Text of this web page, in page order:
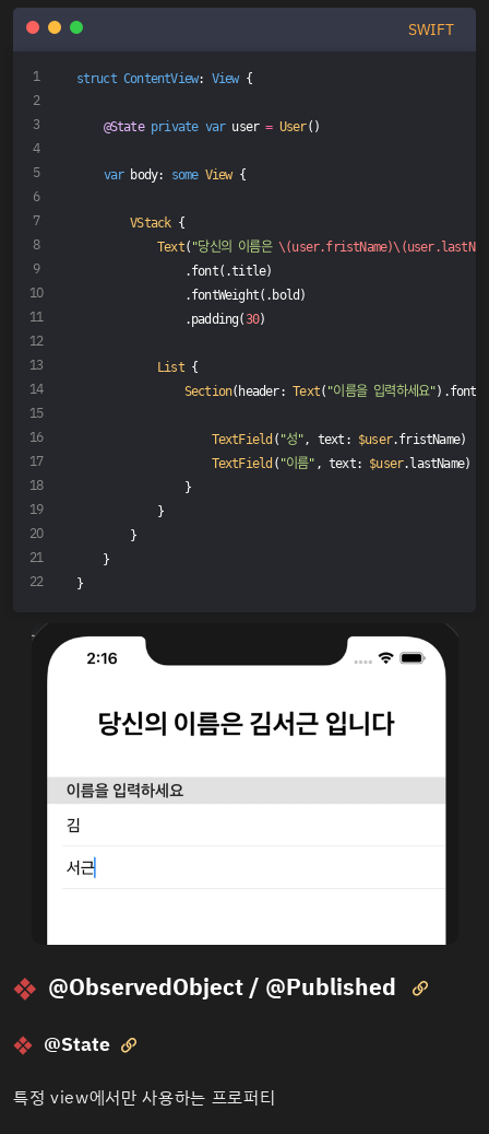
SWIFT
struct ContentView: View {
@State private var user = User()
var body: some View {
VStack {
Text( "당신의 이름은 \(user.fristName)
                .font(.title)
                .fontWeight(.bold)
                .padding(
30)
List {
Section(header: Text( "이름을 입력하세요"
TextField ( "성", text: $user.fristName)
TextField ( "이름" , text: $user.lastName)
                }
            }
        }
    }
}
@ObservedObject / @Published 
@State 
특정 view에서만 사용하는 프로퍼티